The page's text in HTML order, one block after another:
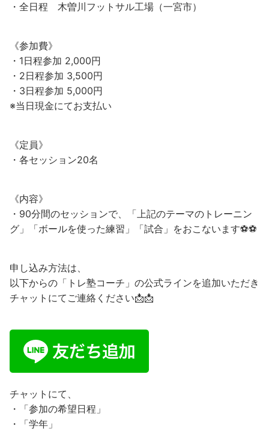
・全日程 木曽川フットサル工場（一宮市）
《参加費》
・1日程参加 2,000円
・2日程参加 3,500円
・3日程参加 5,000円
※当日現金にてお支払い
《定員》
・各セッション20名
《内容》
・90分間のセッションで、「上記のテーマのトレーニン
グ」「ボールを使った練習」「試合」をおこないます⚽⚽
申し込み方法は、
以下からの「トレ塾コーチ」の公式ラインを追加いただき
チャットにてご連絡ください📩📩
チャットにて、
・「参加の希望日程」
・「学年」